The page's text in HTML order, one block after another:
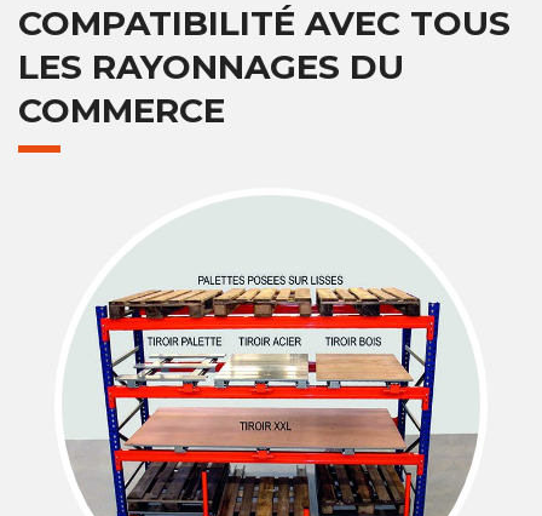
COMPATIBILITÉ AVEC TOUS
LES RAYONNAGES DU
COMMERCE